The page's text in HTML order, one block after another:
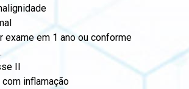
exame em 1 ano ou conforme
II
inflamação